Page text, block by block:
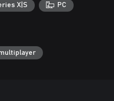
verdienen, statt das Feld
X|S PC